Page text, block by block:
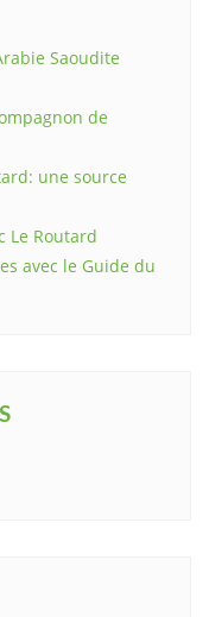
Saoudite
de
une source
Le Routard
avec le Guide du